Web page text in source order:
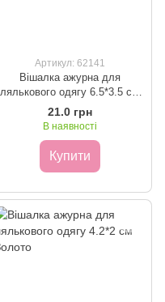
Артикул: 62141
Вішалка ажурна для
лялькового одягу 6.5*3.5 см
Мідь
21.0 грн
В наявності
Купити